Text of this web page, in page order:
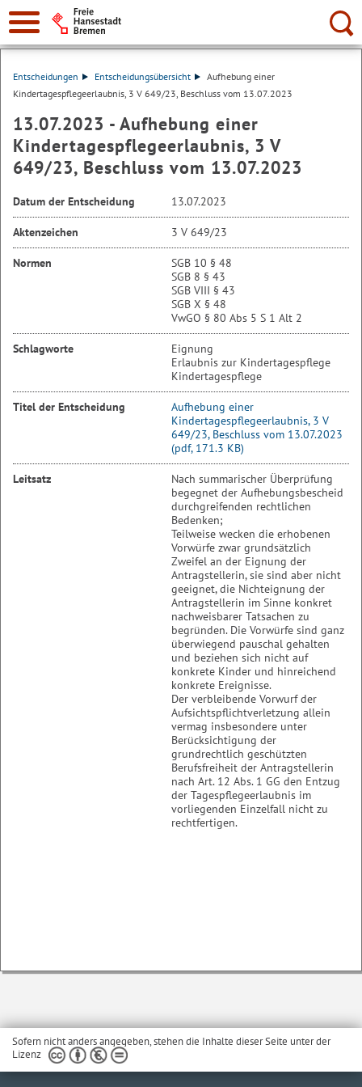
Suche:
Entscheidungen Entscheidungsübersicht
Aufhebung einer
Kindertagespflegeerlaubnis, 3 V 649/23, Beschluss vom 13.07.2023
13.07.2023 - Aufhebung einer
Kindertagespflegeerlaubnis, 3 V
649/23, Beschluss vom 13.07.2023
Datum der Entscheidung 13.07.2023
Aktenzeichen 3 V 649/23
Normen
SGB 10 § 48
SGB 8 § 43
SGB VIII § 43
SGB X § 48
VwGO § 80 Abs 5 S 1 Alt 2
Schlagworte
Eignung
Erlaubnis zur Kindertagespflege
Kindertagespflege
Titel der Entscheidung
Aufhebung einer
Kindertagespflegeerlaubnis, 3 V
649/23, Beschluss vom 13.07.2023
(pdf, 171.3 KB)
Leitsatz
Nach summarischer Überprüfung
begegnet der Aufhebungsbescheid
durchgreifenden rechtlichen
Bedenken;
Teilweise wecken die erhobenen
Vorwürfe zwar grundsätzlich
Zweifel an der Eignung der
Antragstellerin, sie sind aber nicht
geeignet, die Nichteignung der
Antragstellerin im Sinne konkret
nachweisbarer Tatsachen zu
begründen. Die Vorwürfe sind ganz
überwiegend pauschal gehalten
und beziehen sich nicht auf
konkrete Kinder und hinreichend
konkrete Ereignisse.
Der verbleibende Vorwurf der
Aufsichtspflichtverletzung allein
vermag insbesondere unter
Berücksichtigung der
grundrechtlich geschützten
Berufsfreiheit der Antragstellerin
nach Art. 12 Abs. 1 GG den Entzug
der Tagespflegeerlaubnis im
vorliegenden Einzelfall nicht zu
rechtfertigen.
Sofern nicht anders angegeben, stehen die Inhalte dieser Seite unter der
Lizenz